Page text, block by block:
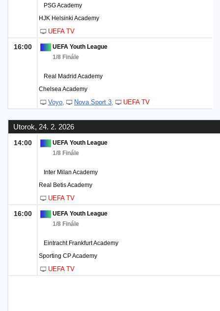
PSG Academy
HJK Helsinki Academy
UEFA TV
16:00
UEFA Youth League
1/8 Finále
Real Madrid Academy
Chelsea Academy
Voyo Nova Sport 3 UEFA TV
Utorok, 24. 2. 2026
14:00
UEFA Youth League
1/8 Finále
Inter Milan Academy
Real Betis Academy
UEFA TV
16:00
UEFA Youth League
1/8 Finále
Eintracht Frankfurt Academy
Sporting CP Academy
UEFA TV